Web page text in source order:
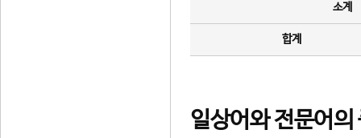
소계
합계
일상어와 전문어의